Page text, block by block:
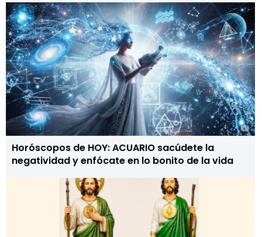
Horóscopos de HOY: ACUARIO sacúdete la
negatividad y enfócate en lo bonito de la vida